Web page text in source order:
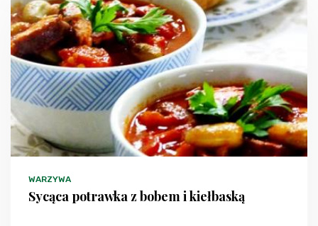
WARZYWA
Sycąca potrawka z bobem i kiełbaską